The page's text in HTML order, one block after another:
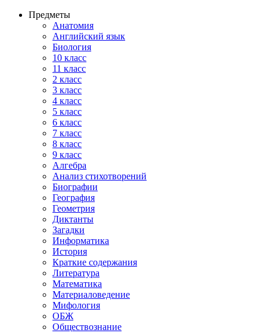
Предметы
Анатомия
Английский язык
Биология
10 класс
11 класс
2 класс
3 класс
4 класс
5 класс
6 класс
7 класс
8 класс
9 класс
Алгебра
Анализ стихотворений
Биографии
География
Геометрия
Диктанты
Загадки
Информатика
История
Краткие содержания
Литература
Математика
Материаловедение
Мифология
ОБЖ
Обществознание